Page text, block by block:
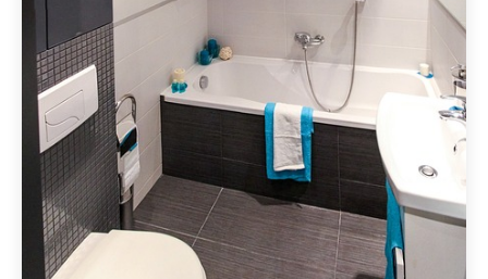
Geschrieben von
Redaktion Immofragen Sankt Pölten Stadt / Land